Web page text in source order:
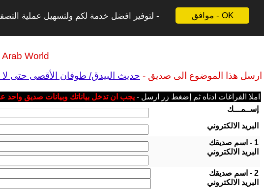
موافق - OK
لتوفير افضل خدمة لكم ولتسهيل عملية
World
ارسل هذا الموضوع الى صديق - حديث البيدق/ طوفان الأقصى حتى لا
املا الفراغات ادناه ثم إضغط زر ارسل - يجب ان تدخل بياناتك وبيانات صديق واحد
إســمـــك
البريد الالكتروني
1 - اسم صديقك
البريد الالكتروني
2 - اسم صديقك
البريد الالكتروني